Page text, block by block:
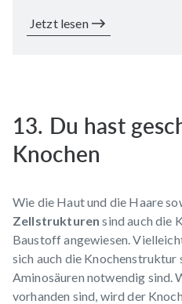
Jetzt lesen
13. Du hast
Knochen
Wie die Haut und die Haare
Zellstrukturen sind auch die
Baustoff angewiesen.
sich auch die
Aminosäuren notwendig sind.
vorhanden sind, wird der